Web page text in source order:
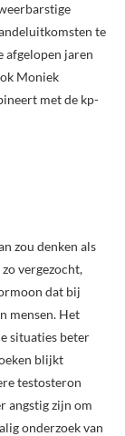
te
afgelopen jaren
Moniek
met de kp-
zou denken als
vergezocht,
dat bij
mensen. Het
situaties beter
blijkt
testosteron
angstig zijn om
onderzoek van